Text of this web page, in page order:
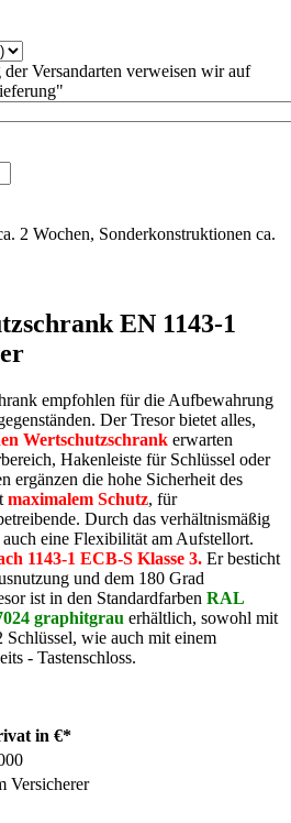
Versandarten verweisen wir auf
2 Wochen, Sonderkonstruktionen ca.
EN 1143-1
empfohlen für die Aufbewahrung
Der Tresor bietet alles,
Wertschutzschrank erwarten
Hakenleiste für Schlüssel oder
ergänzen die hohe Sicherheit des
maximalem Schutz, für
Durch das verhältnismäßig
eine Flexibilität am Aufstellort.
1143-1 ECB-S Klasse 3. Er besticht
und dem 180 Grad
ist in den Standardfarben RAL
graphitgrau erhältlich, sowohl mit
Schlüssel, wie auch mit einem
- Tastenschloss.
in €*
Versicherer